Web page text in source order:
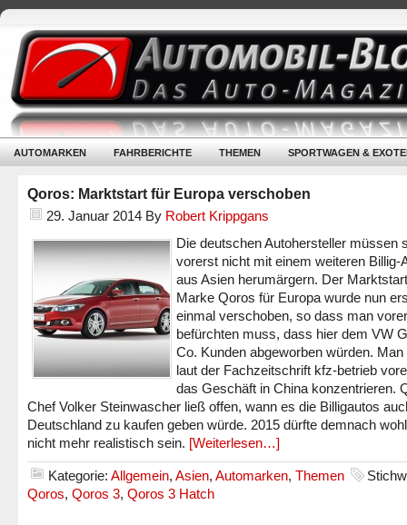
AUTOMARKEN FAHRBERICHTE THEMEN SPORTWAGEN &
Qoros: Marktstart für Europa verschoben
29. Januar 2014 By Robert Krippgans
Die deutschen Autohersteller müssen
vorerst nicht mit einem weiteren Billig-
aus Asien herumärgern. Der
Marke Qoros für Europa wurde nun
einmal verschoben, so dass man
befürchten muss, dass hier dem VW
Co. Kunden abgeworben würden.
laut der Fachzeitschrift kfz-betrieb
das Geschäft in China konzentrieren.
Chef Volker Steinwascher ließ offen, wann es die Billigautos
Deutschland zu kaufen geben würde. 2015 dürfte demnach
nicht mehr realistisch sein. [Weiterlesen…]
Kategorie: Allgemein, Asien, Automarken, Themen
Qoros, Qoros 3, Qoros 3 Hatch